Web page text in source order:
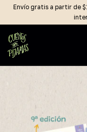
Envío gratis a partir de